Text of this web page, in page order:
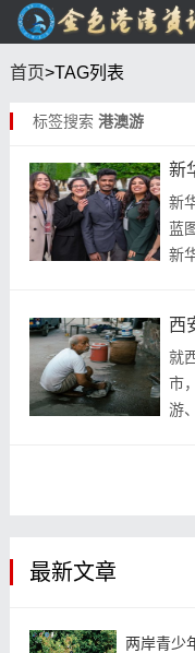
首页>TAG列表
标签搜索 港澳游
新
蓝
新
硬
就
市
游
能
最新文章
两岸青少